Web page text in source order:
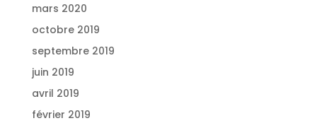
mars 2020
octobre 2019
septembre 2019
juin 2019
avril 2019
février 2019